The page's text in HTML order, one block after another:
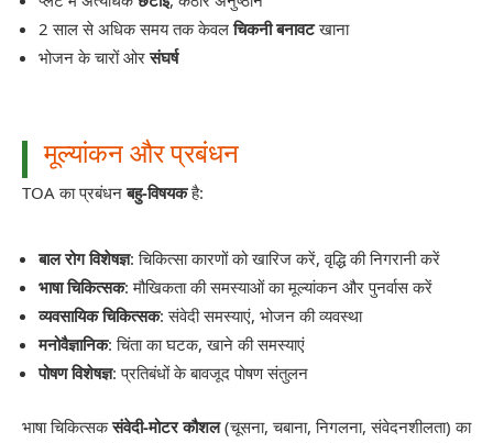
2 साल से अधिक समय तक केवलचिकनी बनावटखाना
भोजन के चारों ओरसंघर्ष
मूल्यांकन और प्रबंधन
TOA का प्रबंधनबहु-विषयकहै:
बाल रोग विशेषज्ञ: चिकित्सा कारणों को खारिज करें, वृद्धि की निगरानी करें
भाषा चिकित्सक: मौखिकता की समस्याओं का मूल्यांकन और पुनर्वास करें
व्यवसायिक चिकित्सक: संवेदी समस्याएं, भोजन की व्यवस्था
मनोवैज्ञानिक: चिंता का घटक, खाने की समस्याएं
पोषण विशेषज्ञ: प्रतिबंधों के बावजूद पोषण संतुलन
भाषा चिकित्सकसंवेदी-मोटर कौशल(चूसना, चबाना, निगलना, संवेदनशीलता) का